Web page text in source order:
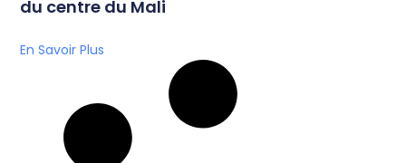
du centre du Mali
En Savoir Plus